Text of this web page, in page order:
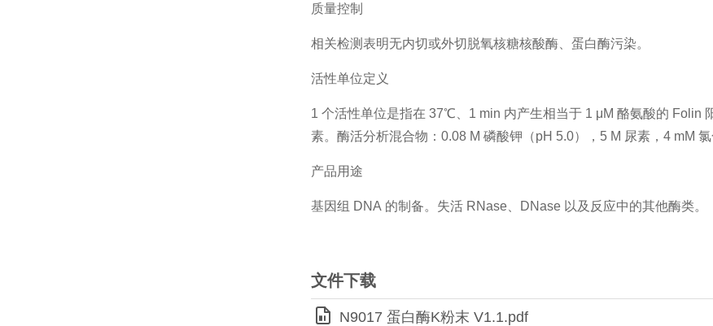
质量控制
相关检测表明无内切或外切脱氧核糖核酸酶、蛋白酶污染。
活性单位定义
1 个活性单位是指在 37℃、1 min 内产生相当于 1 μM 酪氨酸的 Folin
素。酶活分析混合物：0.08 M 磷酸钾（pH 5.0），5 M 尿素，4 mM
产品用途
基因组 DNA 的制备。失活 RNase、DNase 以及反应中的其他酶类。
文件下载
N9017 蛋白酶K粉末 V1.1.pdf